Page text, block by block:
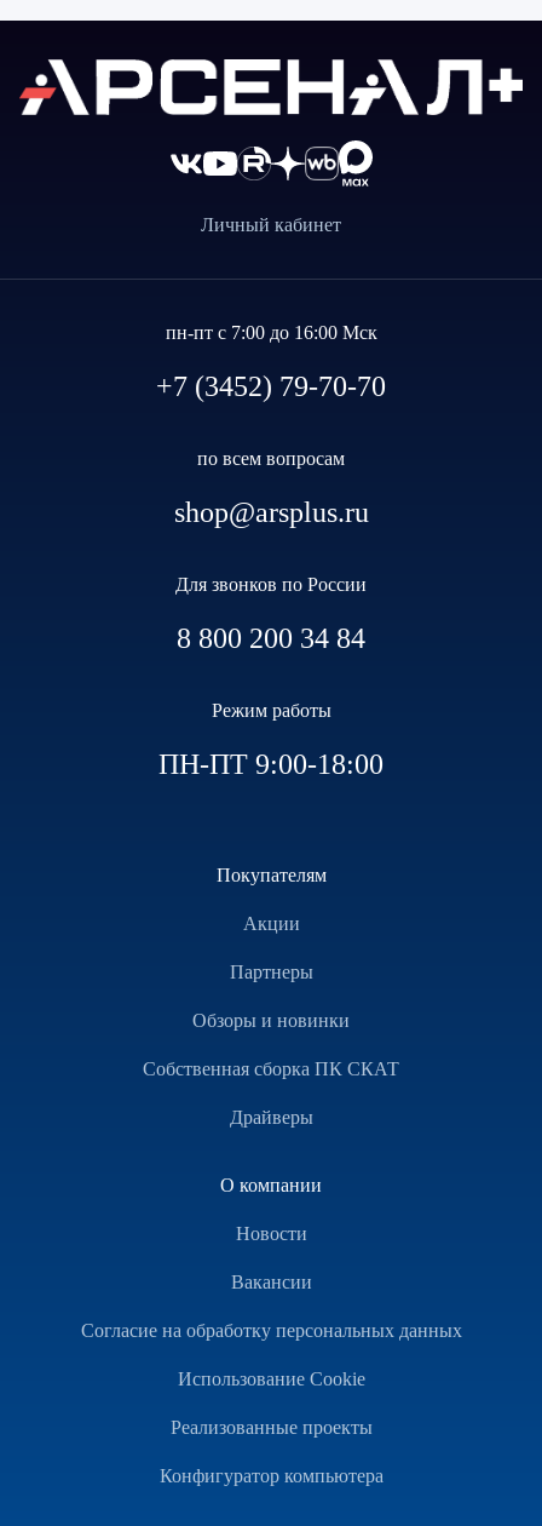
Личный кабинет
пн-пт с 7:00 до 16:00 Мск
+7 (3452) 79-70-70
по всем вопросам
shop@arsplus.ru
Для звонков по России
8 800 200 34 84
Режим работы
ПН-ПТ 9:00-18:00
Покупателям
Акции
Партнеры
Обзоры и новинки
Собственная сборка ПК СКАТ
Драйверы
О компании
Новости
Вакансии
Согласие на обработку персональных данных
Использование Cookie
Реализованные проекты
Конфигуратор компьютера